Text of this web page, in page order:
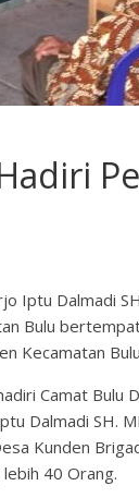
Iptu Dalmadi
Bulu
Kecamatan
Camat Bulu
Dalmadi SH.
Kunden
40 Orang.